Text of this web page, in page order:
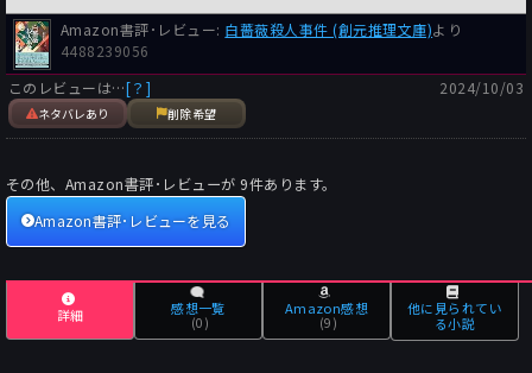
Amazon書評･レビュー: 白薔薇殺人事件 (創元推理文庫)より
4488239056
このレビューは…[？]
ネタバレあり 削除希望
2024/10/03
その他、Amazon書評･レビューが9件あります。
Amazon書評･レビューを見る
詳細 感想一覧
(0)
Amazon感想
(9)
他に見られてい
る小説